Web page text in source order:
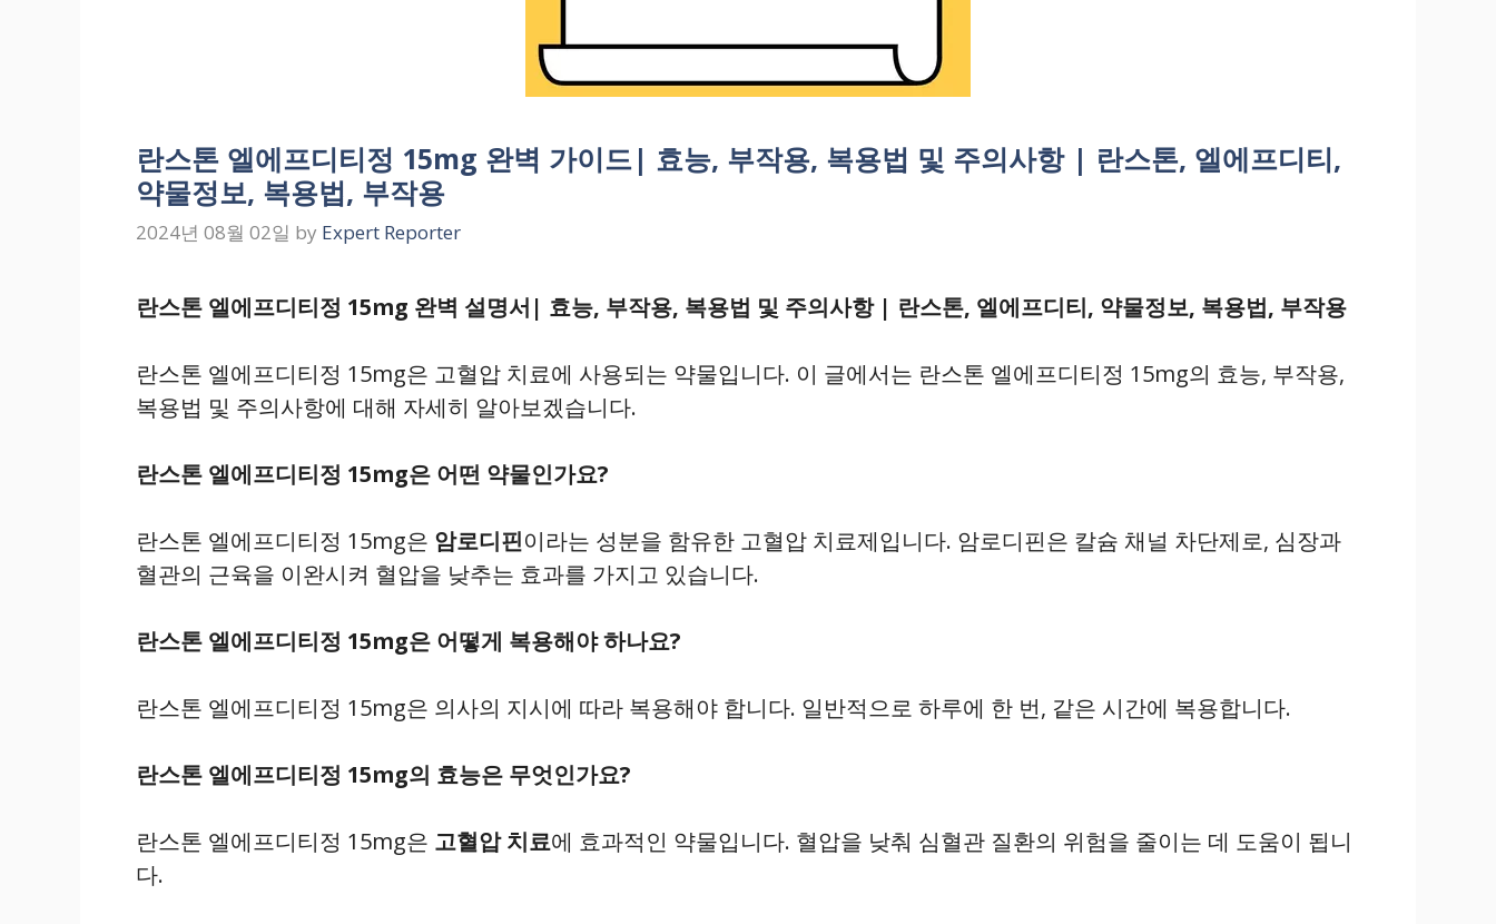
란스톤 엘에프디티정 15mg 완벽 가이드| 효능, 부작용, 복용법 및 주의사항 | 란스톤, 엘에프디티,
약물정보, 복용법, 부작용
2024년 08월 02일 by Expert Reporter
란스톤 엘에프디티정 15mg 완벽 설명서| 효능, 부작용, 복용법 및 주의사항 | 란스톤, 엘에프디티, 약물정보, 복용법, 부작용
란스톤 엘에프디티정 15mg은 고혈압 치료에 사용되는 약물입니다. 이 글에서는 란스톤 엘에프디티정 15mg의 효능, 부작용,
복용법 및 주의사항에 대해 자세히 알아보겠습니다.
란스톤 엘에프디티정 15mg은 어떤 약물인가요?
란스톤 엘에프디티정 15mg은 암로디핀이라는 성분을 함유한 고혈압 치료제입니다. 암로디핀은 칼슘 채널 차단제로, 심장과
혈관의 근육을 이완시켜 혈압을 낮추는 효과를 가지고 있습니다.
란스톤 엘에프디티정 15mg은 어떻게 복용해야 하나요?
란스톤 엘에프디티정 15mg은 의사의 지시에 따라 복용해야 합니다. 일반적으로 하루에 한 번, 같은 시간에 복용합니다.
란스톤 엘에프디티정 15mg의 효능은 무엇인가요?
란스톤 엘에프디티정 15mg은 고혈압 치료에 효과적인 약물입니다. 혈압을 낮춰 심혈관 질환의 위험을 줄이는 데 도움이 됩니
다.